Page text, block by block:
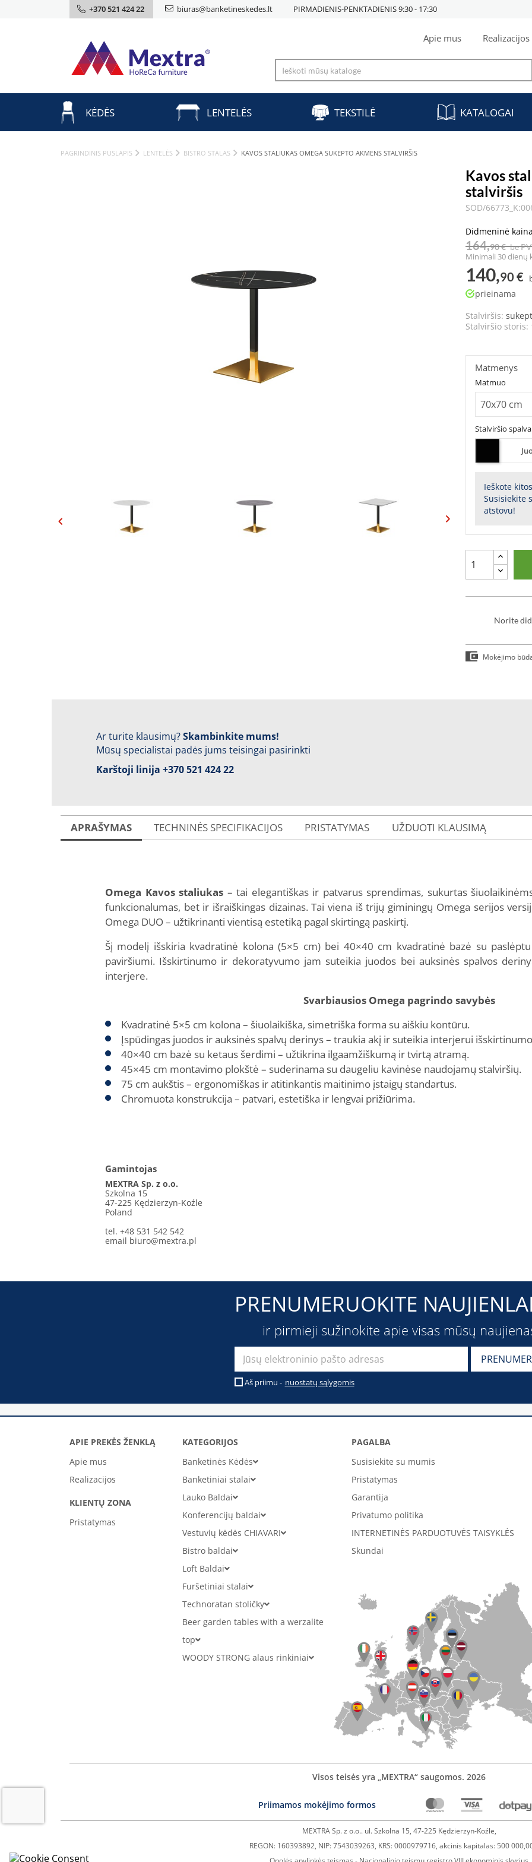
+370 521 424 22 biuras@banketineskedes.lt PIRMADIENIS-PENKTADIENIS 9:30 - 17:30
Apie mus Realizacijos
KĖDĖS LENTELĖS TEKSTILĖ KATALOGAI
PAGRINDINIS PUSLAPIS LENTELĖS BISTRO STALAS KAVOS STALIUKAS OMEGA SUKEPTO AKMENS STALVIRŠIS
Kavos
stalviršis
SOD/
Didmeninė kaina
164,90 € be
Minimali 30 dienų
140,90 €
prieinama
Stalviršis:
Stalviršio storis:
Stalviršio spalva
Ieškote
Susisiekite
atstovu!
Matmuo
Matmenys
Norite
Mokėjimo
Ar turite klausimų?Skambinkite mums!
Mūsų specialistai padės jums teisingai pasirinkti
Karštoji linija +370 521 424 22
APRAŠYMAS TECHNINĖS SPECIFIKACIJOS PRISTATYMAS UŽDUOTI KLAUSIMĄ
Omega Kavos staliukas – tai elegantiškas ir patvarus sprendimas, sukurtas
funkcionalumas, bet ir išraiškingas dizainas. Tai viena iš trijų giminingų Omega serijos
Omega DUO – užtikrinanti vientisą estetiką pagal skirtingą paskirtį.
Šį modelį išskiria kvadratinė kolona (5×5 cm) bei 40×40 cm kvadratinė bazė su
paviršiumi. Išskirtinumo ir dekoratyvumo jam suteikia juodos bei auksinės spalvos
interjere.
Svarbiausios Omega pagrindo savybės
Kvadratinė 5×5 cm kolona – šiuolaikiška, simetriška forma su aiškiu kontūru.
Įspūdingas juodos ir auksinės spalvų derinys – traukia akį ir suteikia interjerui
40×40 cm bazė su ketaus šerdimi – užtikrina ilgaamžiškumą ir tvirtą atramą.
45×45 cm montavimo plokštė – suderinama su daugeliu kavinėse naudojamų stalviršių.
75 cm aukštis – ergonomiškas ir atitinkantis maitinimo įstaigų standartus.
Chromuota konstrukcija – patvari, estetiška ir lengvai prižiūrima.
Gamintojas
MEXTRA Sp. z o.o.
Szkolna 15
47-225 Kędzierzyn-Koźle
Poland
tel. +48 531 542 542
email biuro@mextra.pl
PRENUMERUOKITE
ir pirmieji sužinokite apie visas mūsų
Aš priimu - nuostatų sąlygomis
APIE PREKĖS ŽENKLĄ
Apie mus
Realizacijos
KLIENTŲ ZONA
Pristatymas
KATEGORIJOS
Banketinės Kėdės
Banketiniai stalai
Lauko Baldai
Konferencijų baldai
Vestuvių kėdės CHIAVARI
Bistro baldai
Loft Baldai
Furšetiniai stalai
Technoratan stoličky
Beer garden tables with a werzalite
top
WOODY STRONG alaus rinkiniai
PAGALBA
Susisiekite su mumis
Pristatymas
Garantija
Privatumo politika
INTERNETINĖS PARDUOTUVĖS TAISYKLĖS
Skundai
Visos teisės yra „MEXTRA“ saugomos. 2026
Priimamos mokėjimo formos
MEXTRA Sp. z o.o.. ul. Szkolna 15, 47-225 Kędzierzyn-Koźle,
REGON: 160393892, NIP: 7543039263, KRS: 0000979716, akcinis kapitalas: 500